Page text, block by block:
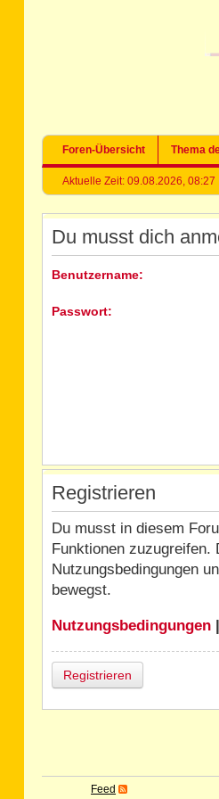
Foren-Übersicht Thema
Aktuelle Zeit: 09.08.2026, 08:27
Du musst dich
Benutzername:
Passwort:
Registrieren
Du musst in diesem
Funktionen
Nutzungsbedingungen
bewegst.
Nutzungsbedingungen |
Registrieren
Feed